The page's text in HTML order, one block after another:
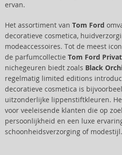
ervan.
Het assortiment van Tom Ford
decoratieve cosmetica,
modeaccessoires. Tot de meest
de parfumcollectie Tom Ford
nichegeuren biedt zoals Black
regelmatig limited editions
decoratieve cosmetica is
uitzonderlijke lippenstiftkleuren.
voor veeleisende klanten die op
persoonlijkheid en een luxe
schoonheidsverzorging of modestijl.